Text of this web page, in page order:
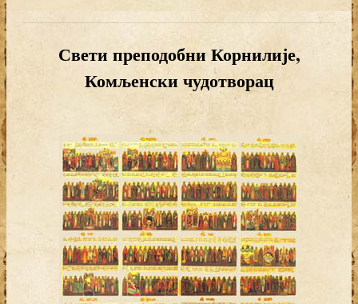
Свети преподобни Корнилије,
Комљенски чудотворац